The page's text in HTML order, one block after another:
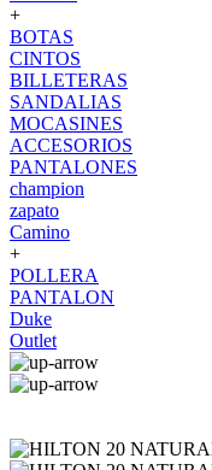
+
BOTAS
CINTOS
BILLETERAS
SANDALIAS
MOCASINES
ACCESORIOS
PANTALONES
champion
zapato
Camino
+
POLLERA
PANTALON
Duke
Outlet